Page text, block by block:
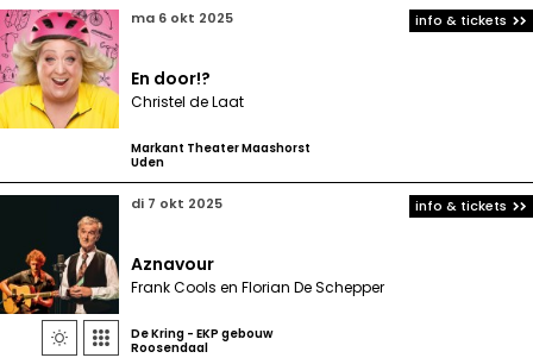
ma 6 okt 2025
En door!?
Christel de Laat
Markant Theater Maashorst
Uden
info & tickets
 
di 7 okt 2025
Aznavour
Frank Cools en Florian De Schepper
De Kring - EKP gebouw
Roosendaal
info & tickets